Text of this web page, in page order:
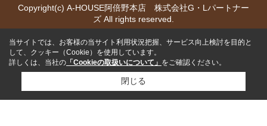
Copyright(c) A-HOUSE阿倍野本店 株式会社G・Lパートナー
ズ All rights reserved.
当サイトでは、お客様の当サイト利用状況把握、サービス向上検討を目的と
して、クッキー（Cookie）を使用しています。
詳しくは、当社の 「Cookieの取扱いについて」 をご確認ください。
閉じる